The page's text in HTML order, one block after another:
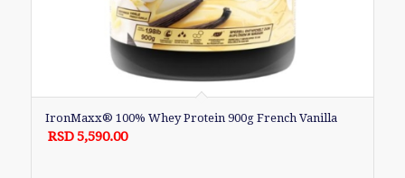
IronMaxx® 100% Whey Protein 900g French Vanilla
RSD5,590.00